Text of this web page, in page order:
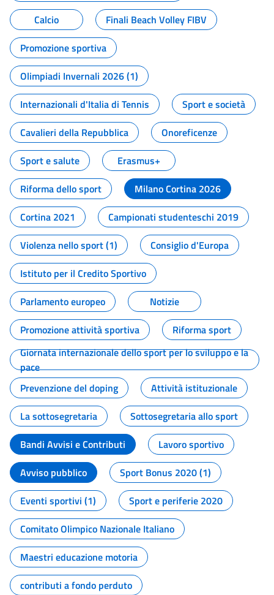
Calcio
Finali Beach Volley FIBV
Promozione sportiva
Olimpiadi Invernali 2026 (1)
Internazionali d'Italia di Tennis
Sport e società
Cavalieri della Repubblica
Onoreficenze
Sport e salute
Erasmus+
Riforma dello sport
Milano Cortina 2026
Cortina 2021
Campionati studenteschi 2019
Violenza nello sport (1)
Consiglio d'Europa
Istituto per il Credito Sportivo
Parlamento europeo
Notizie
Promozione attività sportiva
Riforma sport
Giornata internazionale dello sport per lo sviluppo e la
pace
Prevenzione del doping
Attività istituzionale
La sottosegretaria
Sottosegretaria allo sport
Bandi Avvisi e Contributi
Lavoro sportivo
Avviso pubblico
Sport Bonus 2020 (1)
Eventi sportivi (1)
Sport e periferie 2020
Comitato Olimpico Nazionale Italiano
Maestri educazione motoria
contributi a fondo perduto